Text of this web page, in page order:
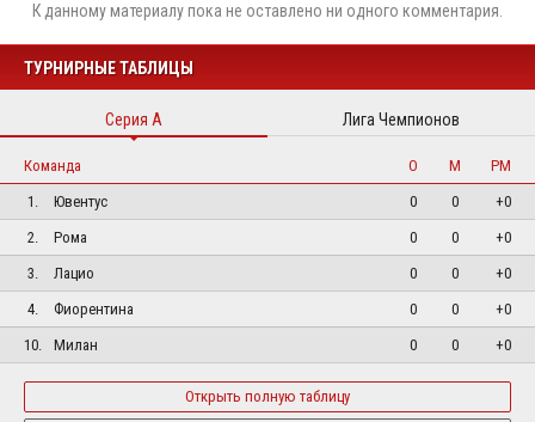
К данному материалу пока не оставлено ни одного комментария.
ТУРНИРНЫЕ ТАБЛИЦЫ
Серия А Лига Чемпионов
Команда О М
РМ
1.
Ювентус 0 0
+0
2.
Рома 0 0
+0
3.
Лацио 0 0
+0
4.
Фиорентина 0 0
+0
10.
Милан 0 0 +0
Открыть полную таблицу